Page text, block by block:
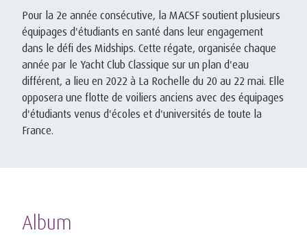
Pour la 2e année consécutive, la MACSF soutient plusieurs
équipages d'étudiants en santé dans leur engagement
dans le défi des Midships. Cette régate, organisée chaque
année par le Yacht Club Classique sur un plan d'eau
différent, a lieu en 2022 à La Rochelle du 20 au 22 mai. Elle
opposera une flotte de voiliers anciens avec des équipages
d'étudiants venus d'écoles et d'universités de toute la
France.
Album